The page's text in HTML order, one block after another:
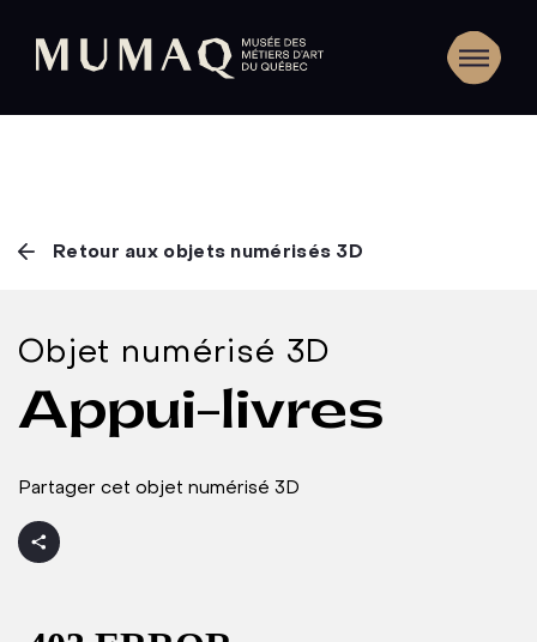
Retour aux objets numérisés 3D
Objet numérisé 3D
Appui-livres
Partager cet objet numérisé 3D